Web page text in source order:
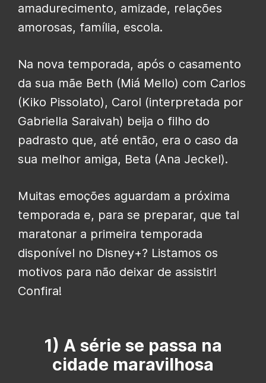
amadurecimento, amizade, relações
amorosas, família, escola.
Na nova temporada, após o casamento
da sua mãe Beth (Miá Mello) com Carlos
(Kiko Pissolato), Carol (interpretada por
Gabriella Saraivah) beija o filho do
padrasto que, até então, era o caso da
sua melhor amiga, Beta (Ana Jeckel).
Muitas emoções aguardam a próxima
temporada e, para se preparar, que tal
maratonar a primeira temporada
disponível no Disney+? Listamos os
motivos para não deixar de assistir!
Confira!
1) A série se passa na
cidade maravilhosa